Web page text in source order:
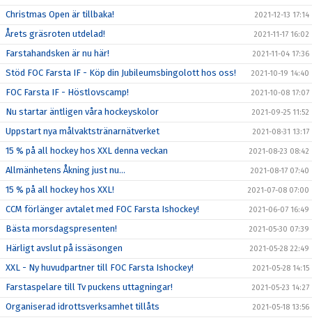
Christmas Open är tillbaka! 2021-12-13 17:14
Årets gräsroten utdelad! 2021-11-17 16:02
Farstahandsken är nu här! 2021-11-04 17:36
Stöd FOC Farsta IF - Köp din Jubileumsbingolott hos oss! 2021-10-19 14:40
FOC Farsta IF - Höstlovscamp! 2021-10-08 17:07
Nu startar äntligen våra hockeyskolor 2021-09-25 11:52
Uppstart nya målvaktstränarnätverket 2021-08-31 13:17
15 % på all hockey hos XXL denna veckan 2021-08-23 08:42
Allmänhetens Åkning just nu... 2021-08-17 07:40
15 % på all hockey hos XXL! 2021-07-08 07:00
CCM förlänger avtalet med FOC Farsta Ishockey! 2021-06-07 16:49
Bästa morsdagspresenten! 2021-05-30 07:39
Härligt avslut på issäsongen 2021-05-28 22:49
XXL - Ny huvudpartner till FOC Farsta Ishockey! 2021-05-28 14:15
Farstaspelare till Tv puckens uttagningar! 2021-05-23 14:27
Organiserad idrottsverksamhet tillåts 2021-05-18 13:56